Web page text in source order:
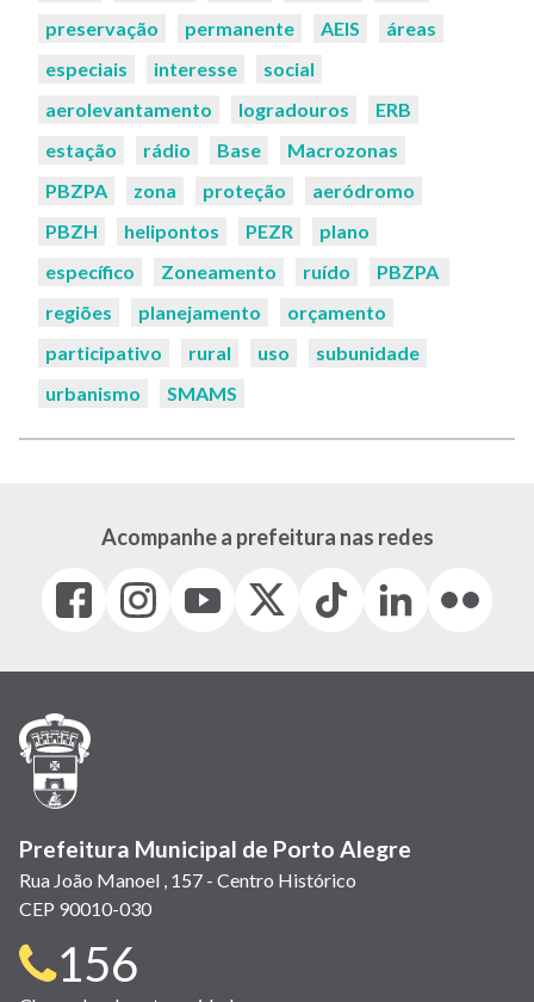
preservação
permanente AEIS
áreas
especiais
interesse
social
aerolevantamento
logradouros
ERB
estação
rádio Base
Macrozonas
PBZPA
zona proteção
aeródromo
PBZH
helipontos PEZR
plano
específico
Zoneamento ruído
PBZPA
regiões
planejamento
orçamento
participativo
rural uso
subunidade
urbanismo
SMAMS
Acompanhe a prefeitura nas redes
Facebook
(link
em
janela)
Instagram
(link
em
(link
em
(Antigo
(link
Tiktok
(link
em
LinkedIn
(link
em
(link
em
Prefeitura Municipal de Porto Alegre
Rua João Manoel , 157 - Centro Histórico
CEP 90010-030
Telefone
156